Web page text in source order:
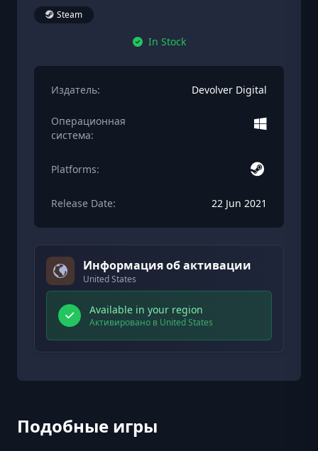
Steam
In Stock
Издатель: Devolver Digital
Операционная
система:
Platforms:
Release Date: 22 Jun 2021
Информация об активации
United States
Available in your region
Активировано в United States
Подобные игры